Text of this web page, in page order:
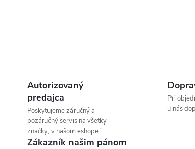
Autorizovaný
predajca
Poskytujeme záručný a
pozáručný servis na všetky
značky, v našom eshope !
Pri
u nás
Zákazník našim pánom